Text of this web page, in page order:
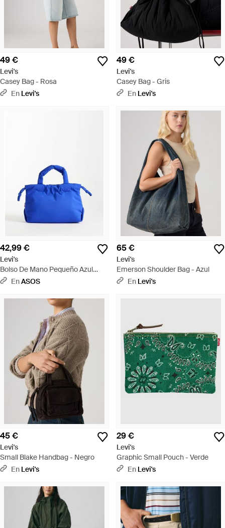
49 €
Levi's
Casey Bag - Rosa
En Levi's
49 €
Levi's
Casey Bag - Gris
En Levi's
42,99 €
Levi's
Bolso De Mano Pequeño Azul
Casey - Azul
EnASOS
65 €
Levi's
Emerson Shoulder Bag - Azul
En Levi's
45 €
Levi's
Small Blake Handbag - Negro
En Levi's
29 €
Levi's
Graphic Small Pouch - Verde
En Levi's